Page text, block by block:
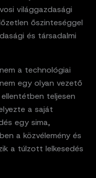
világgazdasági
őszinteséggel
és társadalmi
a technológiai
egy olyan vezető
teljesen
a saját
egy sima,
a közvélemény és
a túlzott lelkesedés